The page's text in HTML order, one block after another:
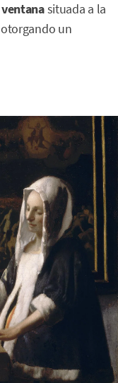
ventanasituada a la
un